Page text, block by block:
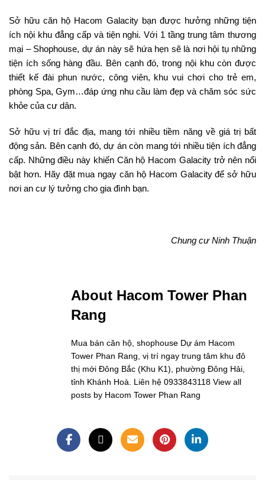
Sở hữu căn hộ Hacom Galacity bạn được hưởng những tiện
ích nội khu đẳng cấp và tiện nghi. Với 1 tầng trung tâm thương
mại – Shophouse, dự án này sẽ hứa hẹn sẽ là nơi hội tụ những
tiện ích sống hàng đầu. Bên cạnh đó, trong nội khu còn được
thiết kế đài phun nước, công viên, khu vui chơi cho trẻ em,
phòng Spa, Gym…đáp ứng nhu cầu làm đẹp và chăm sóc sức
khỏe của cư dân.
Sở hữu vị trí đắc địa, mang tới nhiều tiềm năng về giá trị bất
động sản. Bên cạnh đó, dự án còn mang tới nhiều tiện ích đẳng
cấp. Những điều này khiến Căn hộ Hacom Galacity trở nên nổi
bật hơn. Hãy đặt mua ngay căn hộ Hacom Galacity để sở hữu
nơi an cư lý tưởng cho gia đình bạn.
Chung cư Ninh Thuận
About Hacom Tower Phan
Rang
Mua bán căn hộ, shophouse Dự ám Hacom
Tower Phan Rang, vị trí ngay trung tâm khu đô
thị mới Đông Bắc (Khu K1), phường Đông Hải,
tỉnh Khánh Hoà. Liên hệ 0933843118 View all
posts by Hacom Tower Phan Rang